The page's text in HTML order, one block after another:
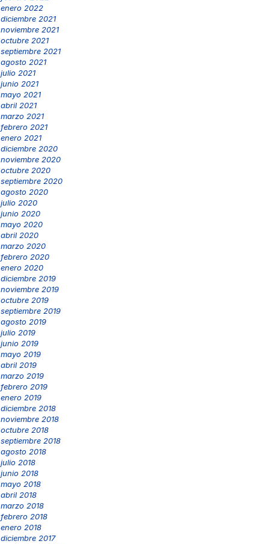
enero 2022
diciembre 2021
noviembre 2021
octubre 2021
septiembre 2021
agosto 2021
julio 2021
junio 2021
mayo 2021
abril 2021
marzo 2021
febrero 2021
enero 2021
diciembre 2020
noviembre 2020
octubre 2020
septiembre 2020
agosto 2020
julio 2020
junio 2020
mayo 2020
abril 2020
marzo 2020
febrero 2020
enero 2020
diciembre 2019
noviembre 2019
octubre 2019
septiembre 2019
agosto 2019
julio 2019
junio 2019
mayo 2019
abril 2019
marzo 2019
febrero 2019
enero 2019
diciembre 2018
noviembre 2018
octubre 2018
septiembre 2018
agosto 2018
julio 2018
junio 2018
mayo 2018
abril 2018
marzo 2018
febrero 2018
enero 2018
diciembre 2017